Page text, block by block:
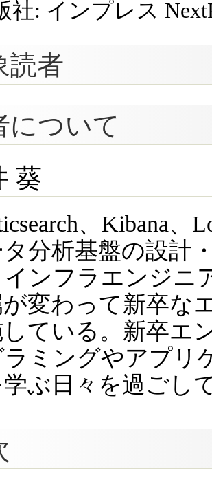
社: インプレス
読者
について
葵
、Kibana、
分析基盤の設計
インフラエンジニ
変わって新卒な
ている。新卒エ
ラミングやアプリ
ぶ日々を過ごし